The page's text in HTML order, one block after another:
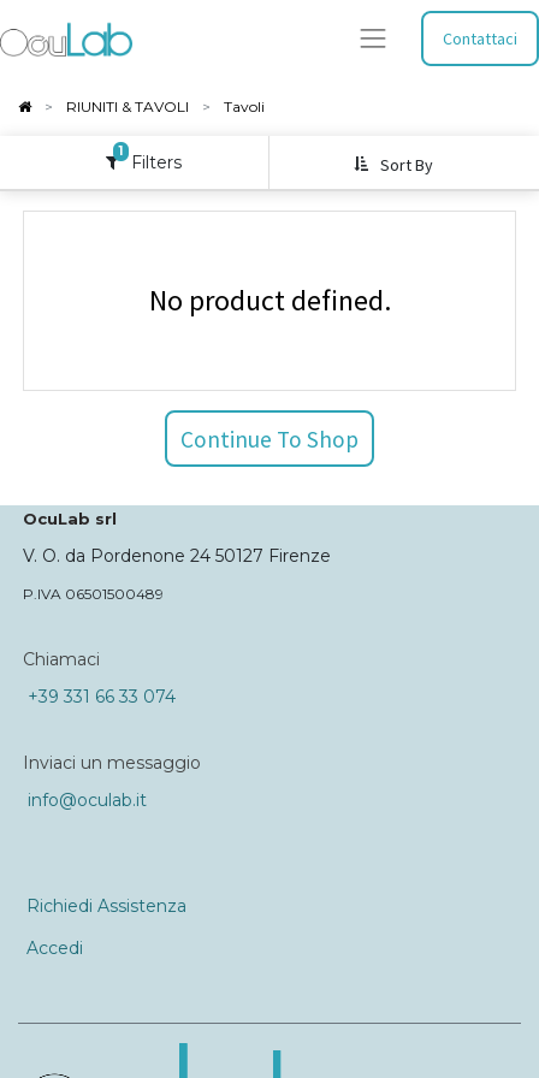
Contattaci
RIUNITI & TAVOLI Tavoli
1
Filters Sort By
No product defined.
Continue To Shop
OcuLab srl
V. O. da Pordenone 24 50127 Firenze
P.IVA 06501500489
Chiamaci
+39 331 66 33 074
Inviaci un messaggio
info@oculab.it
Richiedi Assistenza
Accedi